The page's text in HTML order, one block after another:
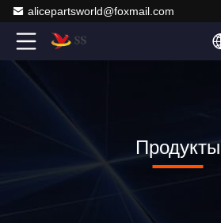
alicepartsworld@foxmail.com
Продукты